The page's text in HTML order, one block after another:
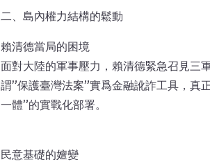
二、島內權力結構的鬆動
賴清德當局的困境
面對大陸的軍事壓力，賴清德緊急召見三
謂”保護臺灣法案”實爲金融訛詐工具，真
一體”的實戰化部署。
民意基礎的嬗變